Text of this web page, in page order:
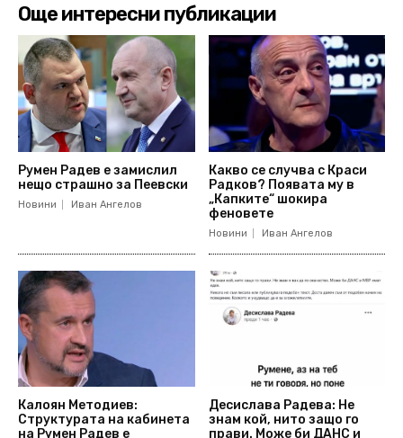
Още интересни публикации
Румен Радев е замислил
нещо страшно за Пеевски
Новини Иван Ангелов
Какво се случва с Краси
Радков? Появата му в
„Капките“ шокира
феновете
Новини Иван Ангелов
Калоян Методиев:
Структурата на кабинета
на Румен Радев е
Десислава Радева: Не
знам кой, нито защо го
прави. Може би ДАНС и